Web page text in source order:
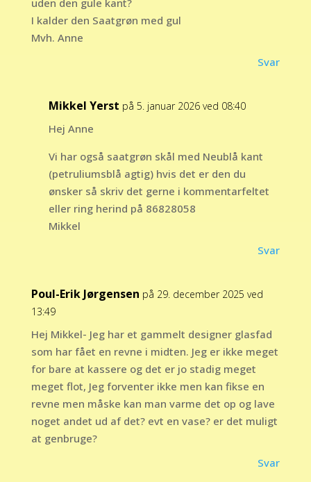
uden den gule kant?
I kalder den Saatgrøn med gul
Mvh. Anne
Svar
Mikkel Yerst på 5. januar 2026 ved 08:40
Hej Anne
Vi har også saatgrøn skål med Neublå kant
(petruliumsblå agtig) hvis det er den du
ønsker så skriv det gerne i kommentarfeltet
eller ring herind på 86828058
Mikkel
Svar
Poul-Erik Jørgensen på 29. december 2025 ved
13:49
Hej Mikkel- Jeg har et gammelt designer glasfad
som har fået en revne i midten. Jeg er ikke meget
for bare at kassere og det er jo stadig meget
meget flot, Jeg forventer ikke men kan fikse en
revne men måske kan man varme det op og lave
noget andet ud af det? evt en vase? er det muligt
at genbruge?
Svar